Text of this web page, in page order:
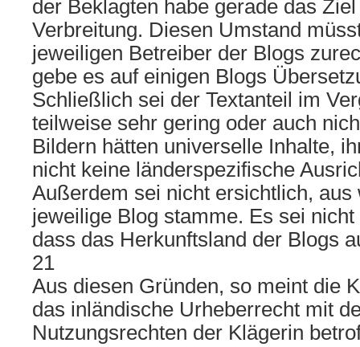
der Beklagten habe gerade das
Verbreitung. Diesen Umstand
jeweiligen Betreiber der Blogs
gebe es auf einigen Blogs
Schließlich sei der Textanteil im
teilweise sehr gering oder auch
Bildern hätten universelle Inhalte,
nicht keine länderspezifische
Außerdem sei nicht ersichtlich, aus
jeweilige Blog stamme. Es sei
dass das Herkunftsland der Blogs
21
Aus diesen Gründen, so meint die
das inländische Urheberrecht mit
Nutzungsrechten der Klägerin